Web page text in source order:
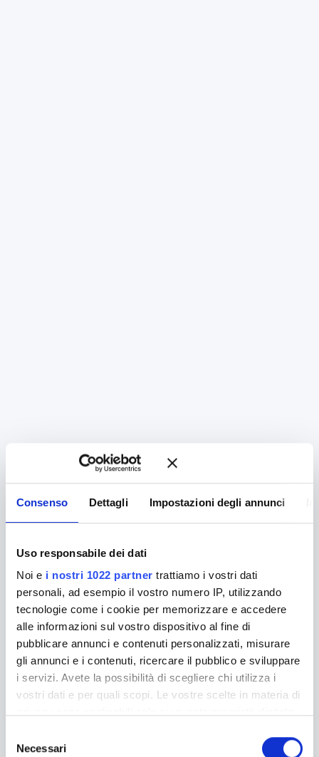
Consenso Dettagli Impostazioni degli annunci
Uso responsabile dei dati
Noi e i nostri 1022 partner trattiamo i vostri dati
personali, ad esempio il vostro numero IP, utilizzando
tecnologie come i cookie per memorizzare e accedere
alle informazioni sul vostro dispositivo al fine di
pubblicare annunci e contenuti personalizzati, misurare
gli annunci e i contenuti, ricercare il pubblico e sviluppare
i servizi. Avete la possibilità di scegliere chi utilizza i
vostri dati e per quali scopi. Le vostre scelte in materia di
modificare o revocare il proprio consenso in qualsiasi
Necessari